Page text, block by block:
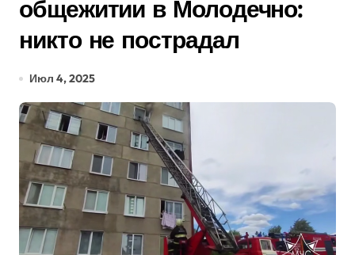
общежитии в Молодечно:
никто не пострадал
Июл 4, 2025